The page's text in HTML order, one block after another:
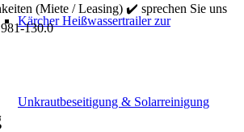
Kärcher Heißwassertrailer zur
Unkrautbeseitigung & Solarreinigung
(Miete / Leasing) ✔️ sprechen Sie uns
130.0